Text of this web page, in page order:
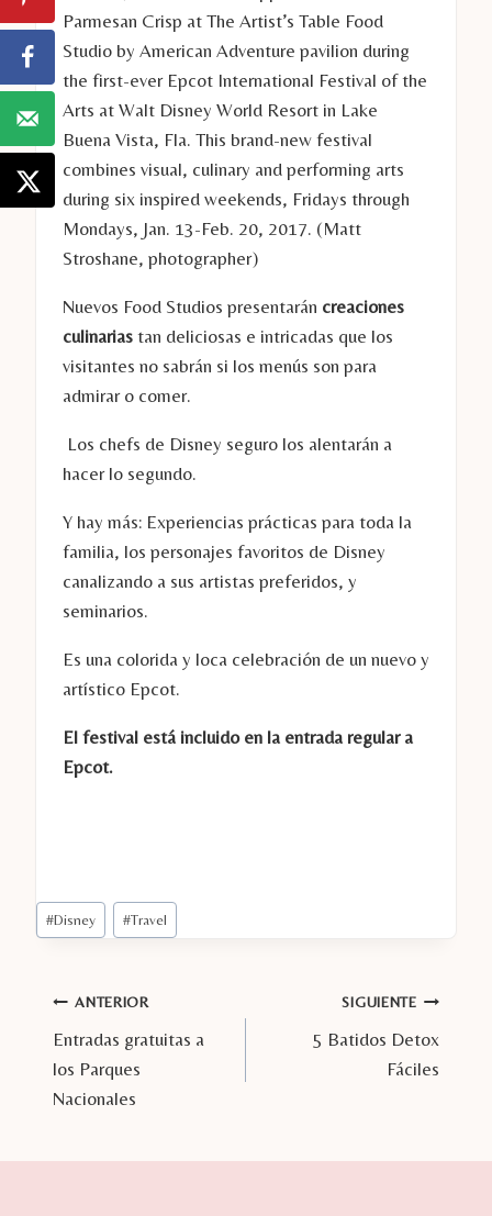
Parmesan Crisp at The Artist’s Table Food
Studio by American Adventure pavilion during
the first-ever Epcot International Festival of the
Arts at Walt Disney World Resort in Lake
Buena Vista, Fla. This brand-new festival
combines visual, culinary and performing arts
during six inspired weekends, Fridays through
Mondays, Jan. 13-Feb. 20, 2017. (Matt
Stroshane, photographer)
Nuevos Food Studios presentarán creaciones
culinarias tan deliciosas e intricadas que los
visitantes no sabrán si los menús son para
admirar o comer.
Los chefs de Disney seguro los alentarán a
hacer lo segundo.
Y hay más: Experiencias prácticas para toda la
familia, los personajes favoritos de Disney
canalizando a sus artistas preferidos, y
seminarios.
Es una colorida y loca celebración de un nuevo y
artístico Epcot.
El festival está incluido en la entrada regular a
Epcot.
Etiquetas
de
entrada:
#Disney #Travel
Navegación
de
entradas
ANTERIOR
Entradas gratuitas a
los Parques
Nacionales
SIGUIENTE
5 Batidos Detox
Fáciles